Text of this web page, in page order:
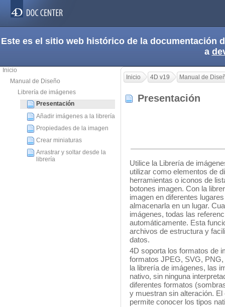
Este es el sitio web histórico de la documentación
a
Inicio
Manual de Diseño
Librería de imágenes
Presentación
Añadir imágenes a la librería
Propiedades de la imagen
Crear miniaturas
Arrastrar y soltar desde la
librería
Inicio 4D v19 Manual de
Presentación
Utilice la Librería de
utilizar como elementos de
herramientas o iconos de
botones imagen. Con la
imagen en diferentes
almacenarla en un lugar.
imágenes, todas las
automáticamente. Esta
archivos de estructura y
datos.
4D soporta los formatos de
formatos JPEG, SVG,
la librería de imágenes, las
nativo, sin ninguna
diferentes formatos
y muestran sin alteración.
permite conocer los tipos